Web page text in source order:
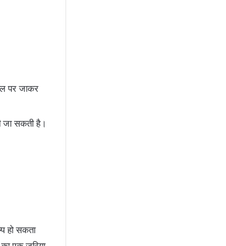
पर जाकर
जा सकती है।
हो सकता